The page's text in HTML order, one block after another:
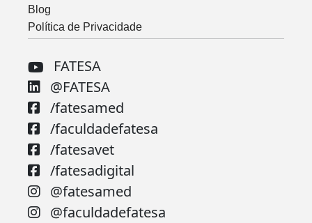
Blog
Política de Privacidade
FATESA
@FATESA
/fatesamed
/faculdadefatesa
/fatesavet
/fatesadigital
@fatesamed
@faculdadefatesa